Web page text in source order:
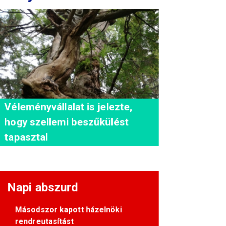
Véleményvállalat is jelezte,
hogy szellemi beszűkülést
tapasztal
Napi abszurd
Másodszor kapott házelnöki
rendreutasítást